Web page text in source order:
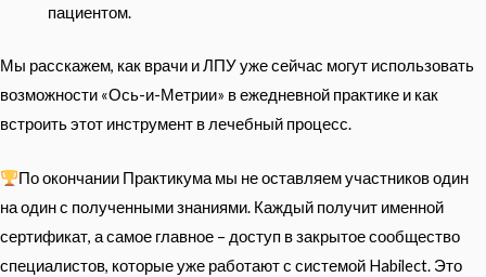
пациентом.
Мы расскажем, как врачи и ЛПУ уже сейчас могут использовать
возможности «Ось-и-Метрии» в ежедневной практике и как
встроить этот инструмент в лечебный процесс.
По окончании Практикума мы не оставляем участников один
на один с полученными знаниями. Каждый получит именной
сертификат, а самое главное – доступ в закрытое сообщество
специалистов, которые уже работают с системой Habilect. Это